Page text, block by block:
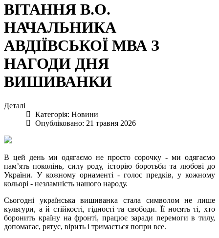
ВІТАННЯ В.О.
НАЧАЛЬНИКА
АВДІЇВСЬКОЇ МВА З
НАГОДИ ДНЯ
ВИШИВАНКИ
Деталі
Категорія: Новини
Опубліковано: 21 травня 2026
В цей день ми одягаємо не просто сорочку - ми одягаємо
пам’ять поколінь, силу роду, історію боротьби та любові до
України. У кожному орнаменті - голос предків, у кожному
кольорі - незламність нашого народу.
Сьогодні українська вишиванка стала символом не лише
культури, а й стійкості, гідності та свободи. Її носять ті, хто
боронить країну на фронті, працює заради перемоги в тилу,
допомагає, рятує, вірить і тримається попри все.